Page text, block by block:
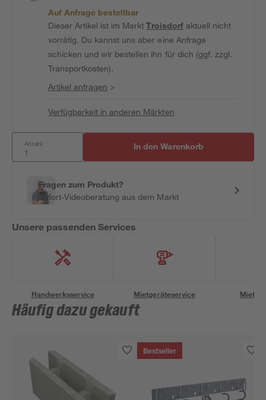
Auf Anfrage bestellbar
Dieser Artikel ist im MarktTroisdorfaktuell nicht
vorrätig. Du kannst uns aber eine Anfrage
schicken und wir bestellen ihn für dich (ggf. zzgl.
Transportkosten).
Artikel anfragen >
Verfügbarkeit in anderen Märkten
Anzahl: In den Warenkorb
Fragen zum Produkt?
Sofort-Videoberatung aus dem Markt
Unsere passenden Services
Handwerksservice Mietgeräteservice
Häufig dazu gekauft
Bestseller